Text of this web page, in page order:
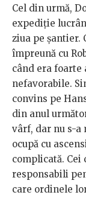
Cel din urmă,
expediție
ziua pe șantier.
împreună cu
când era foarte
nefavorabile.
convins pe
din anul
vârf, dar nu s-a
ocupă cu
complicată.
responsabili
care ordinele